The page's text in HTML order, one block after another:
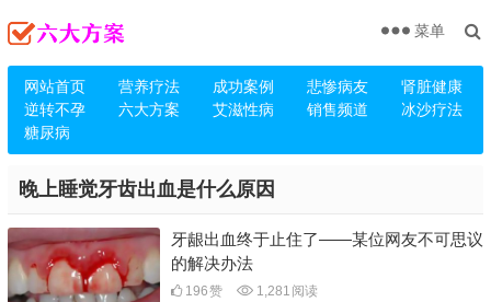
网站首页 营养疗法 成功案例 悲惨病友
肾脏健康
逆转不孕
六大方案 艾滋性病 销售频道
冰沙疗法
糖尿病
菜单
晚上睡觉牙齿出血是什么原因
牙龈出血终于止住了——某位网友不可思议
的解决办法
196赞 1,281 阅读